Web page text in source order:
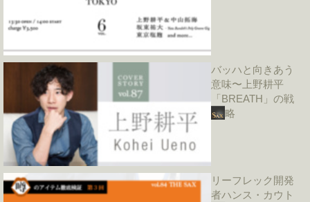
バッハと向きあう
意味〜上野耕平
「BREATH」の戦
略
リーフレック開発
者ハンス・カウト